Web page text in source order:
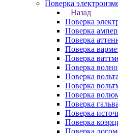
Поверка
Назад
Поверка
Поверка
Поверка
Поверка
Поверка
Поверка
Поверка
Поверка
Поверка
Поверка
Поверка
Поверка
Поверка